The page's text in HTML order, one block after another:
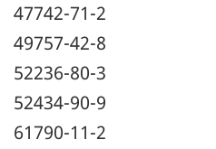
47742-71-2
49757-42-8
52236-80-3
52434-90-9
61790-11-2